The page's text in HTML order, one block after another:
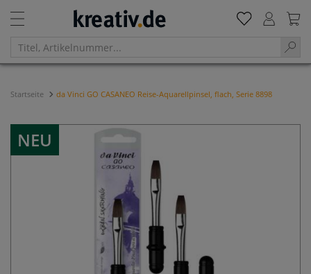
Startseite da Vinci GO CASANEO Reise-Aquarellpinsel, flach, Serie 8898
NEU